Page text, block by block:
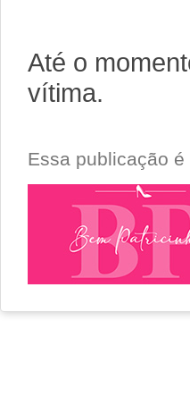
Até o
vítima.
Essa publicação